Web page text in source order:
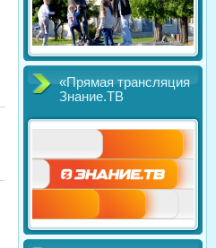
«Прямая трансляция
Знание.ТВ